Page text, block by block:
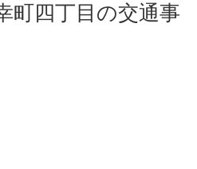
町四丁目の交通事